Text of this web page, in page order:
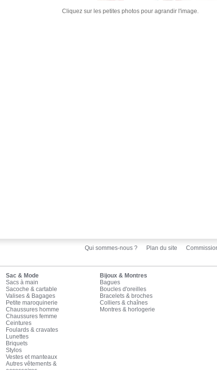
Cliquez sur les petites photos pour agrandir l'image.
Qui sommes-nous ? Plan du site
Sac & Mode
Sacs à main
Sacoche & cartable
Valises & Bagages
Petite maroquinerie
Chaussures homme
Chaussures femme
Ceintures
Foulards & cravates
Lunettes
Briquets
Stylos
Vestes et manteaux
Autres vêtements &
Bijoux & Montres
Bagues
Boucles d'oreilles
Bracelets & broches
Colliers & chaînes
Montres & horlogerie